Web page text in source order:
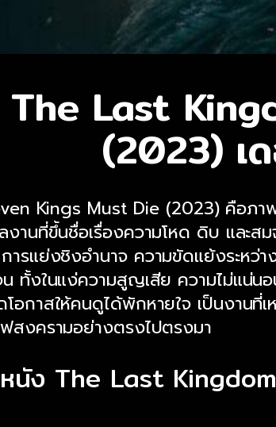
Last
(2023) เ
Kings Must Die (2023) คือภ
านที่ขึ้นชื่อเรื่องความโหด ดิบ และส
ารแย่งชิงอำนาจ ความขัดแย้งระห
ทั้งในแง่ความสูญเสีย ความไม่แน่น
อกาสให้คนดูได้พักหายใจ เป็นงานที่
สงครามอย่างตรงไปตรงมา
นัง The Last